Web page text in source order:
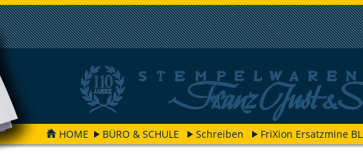
HOME BÜRO & SCHULE Schreiben FriXion Ersatzmine